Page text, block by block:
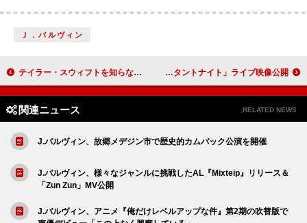
Ｊ．バルヴィン
テイラー・スウィフトを知らなかった83歳男性が「Opalite」MVに出演した経緯を語る OSHIKIKEIGO、初ワンマンで披露した「インスタントナイト」ライブ映像公開
関連ニュース RELATED NEWS
J.バルヴィン、故郷メデジン市で歴史的カムバック公演を開催
J.バルヴィン、様々なジャンルに挑戦したAL『Mixteip』リリース＆
「Zun Zun」MV公開
J.バルヴィン、アニメ『俺だけレベルアップな件』第2期の吹替版で